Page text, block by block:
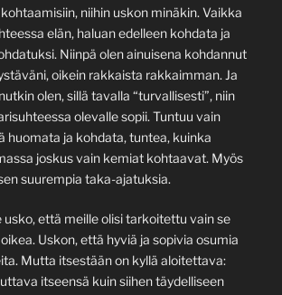
niihin uskon minäkin. Vaikka
elän, haluan edelleen kohdata ja
Niinpä olen ainuisena kohdannut
oikein rakkaista rakkaimman. Ja
olen, sillä tavalla “turvallisesti”, niin
olevalle sopii. Tuntuu vain
huomata ja kohdata, tuntea, kuinka
joskus vain kemiat kohtaavat. Myös
suurempia taka-ajatuksia.
usko, että meille olisi tarkoitettu vain se
Uskon, että hyviä ja sopivia osumia
Mutta itsestään on kyllä aloitettava:
itseensä kuin siihen täydelliseen